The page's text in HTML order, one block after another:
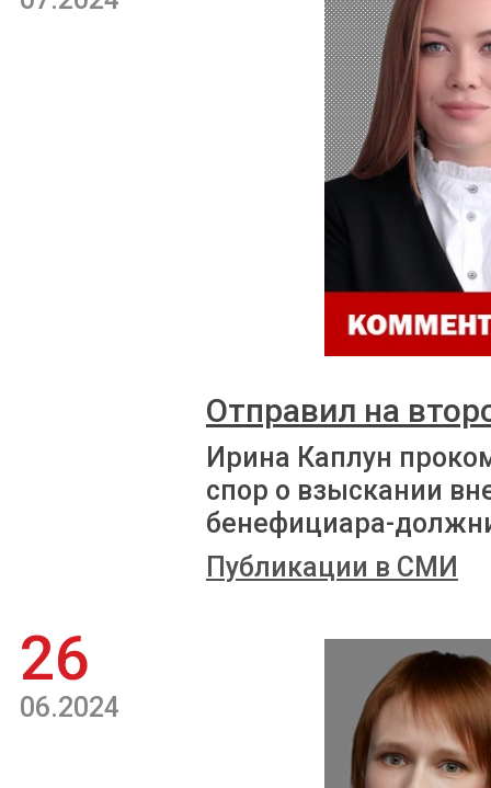
Отправил на
Ирина Каплун
спор о взыскании
бенефициара-
Публикации в СМИ
26
06.2024